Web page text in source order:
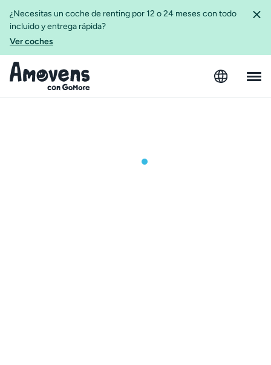
¿Necesitas un coche de renting por 12 o 24 meses con todo
incluido y entrega rápida?
Ver coches